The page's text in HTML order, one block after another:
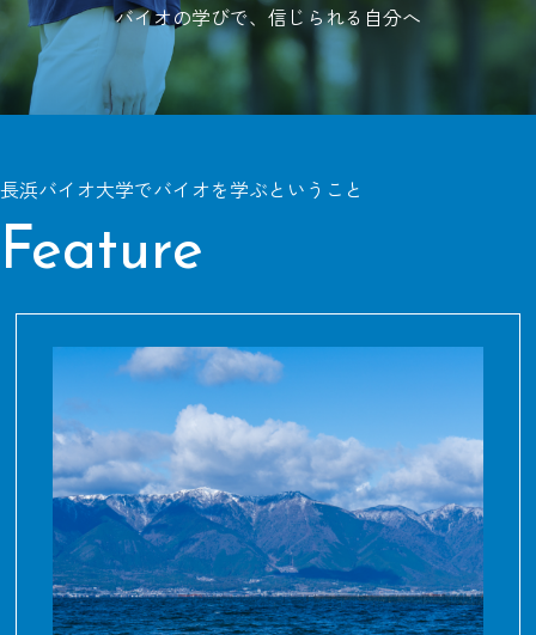
バイオの学びで、信じられる自分へ
長浜バイオ大学でバイオを学ぶということ
Feature